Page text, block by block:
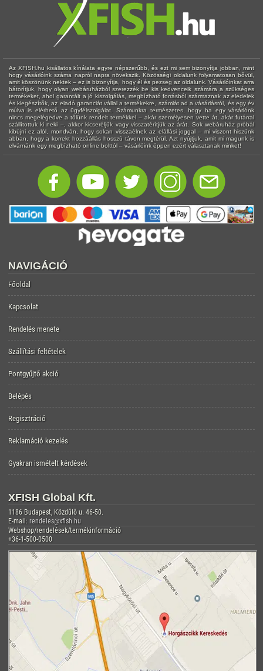
Az XFISH.hu kisállatos kínálata egyre népszerűbb, és ezt mi sem bizonyítja jobban, mint
hogy vásárlóink száma napról napra növekszik. Közösségi oldalunk folyamatosan bővül,
amit köszönünk nektek – ez is bizonyítja, hogy él és pezseg az oldalunk. Vásárlóinkat arra
bátorítjuk, hogy olyan webáruházból szerezzék be kis kedvenceik számára a szükséges
termékeket, ahol garantált a jó kiszolgálás, megbízható forrásból származnak az eledelek
és kiegészítők, az eladó garanciát vállal a termékekre, számlát ad a vásárlásról, és egy év
múlva is elérhető az ügyfélszolgálat. Számunkra természetes, hogy ha egy vásárlónk
nincs megelégedve a tőlünk rendelt termékkel – akár személyesen vette át, akár futárral
szállítottuk ki neki –, akkor kicseréljük vagy visszatérítjük az árát. Sok webáruház próbál
kibújni ez alól, mondván, hogy sokan visszaélnek az elállási joggal – mi viszont hiszünk
abban, hogy a korrekt hozzáállás hosszú távon megtérül. Azt nyújtjuk, amit mi magunk is
elvárnánk egy megbízható online bolttól – vásárlóink éppen ezért választanak minket!
NAVIGÁCIÓ
Főoldal
Kapcsolat
Rendelés menete
Szállítási feltételek
Pontgyűjtő akció
Belépés
Regisztráció
Reklamáció kezelés
Gyakran ismételt kérdések
XFISH Global Kft.
1186 Budapest, Közdűlő u. 46-50.
E-mail: rendeles@xfish.hu
Webshop/rendelések/termékinformáció
+36-1-500-0500